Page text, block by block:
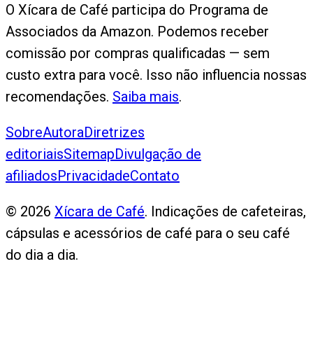
O Xícara de Café participa do Programa de
Associados da Amazon. Podemos receber
comissão por compras qualificadas — sem
custo extra para você. Isso não influencia nossas
recomendações. Saiba mais.
SobreAutoraDiretrizes
editoriaisSitemapDivulgação de
afiliadosPrivacidadeContato
© 2026 Xícara de Café. Indicações de cafeteiras,
cápsulas e acessórios de café para o seu café
do dia a dia.